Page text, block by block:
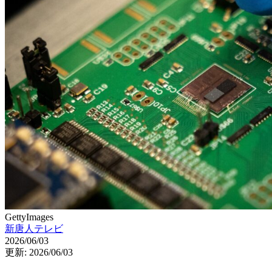
GettyImages
新唐人テレビ
2026/06/03
更新: 2026/06/03